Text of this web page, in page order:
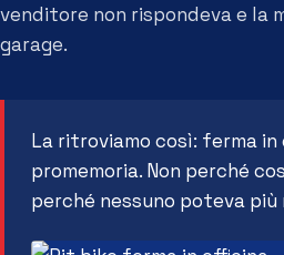
venditore non rispondeva e la
garage.
La ritroviamo così: ferma
promemoria. Non perché
perché nessuno poteva